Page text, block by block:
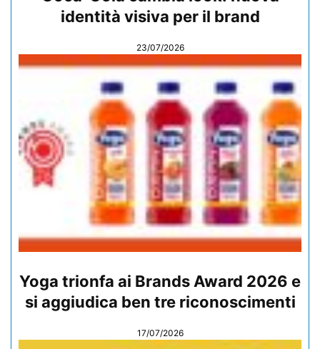
identità visiva per il brand
23/07/2026
Yoga trionfa ai Brands Award 2026 e
si aggiudica ben tre riconoscimenti
17/07/2026